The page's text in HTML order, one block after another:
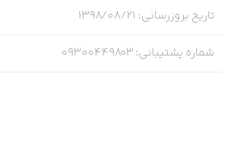
تاریخ بروزرسانی: ۱۳۹۸/۰۸/۲۱
شماره پشتیبانی:
09300449803